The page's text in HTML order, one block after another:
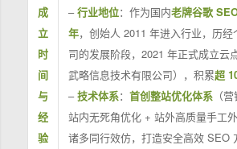
成
立
时
间
与
经
验
–行业地位：作为国内老牌谷歌
年，创始人 2011 年进入行业，历经
司的发展阶段，2021 年正式成立云
武略信息技术有限公司），积累超
–技术体系： 首创整站优化体系（营
站内无死角优化 + 站外高质量手工
诸多同行效仿，打造安全高效 SEO